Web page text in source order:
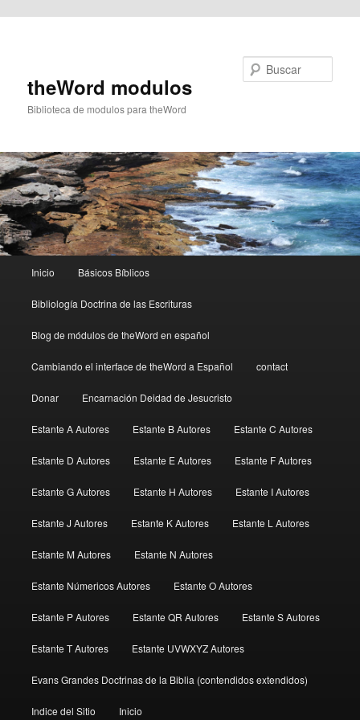
theWord modulos
Biblioteca de modulos para theWord
principal
Inicio Básicos Bíblicos
Bibliología Doctrina de las Escrituras
Blog de módulos de theWord en español
Cambiando el interface de theWord a Español contact
Donar Encarnación Deidad de Jesucristo
Estante A Autores Estante B Autores Estante C Autores
Estante D Autores Estante E Autores Estante F Autores
Estante G Autores Estante H Autores Estante I Autores
Estante J Autores Estante K Autores Estante L Autores
Estante M Autores Estante N Autores
Estante Númericos Autores Estante O Autores
Estante P Autores Estante QR Autores Estante S Autores
Estante T Autores Estante UVWXYZ Autores
Evans Grandes Doctrinas de la Biblia (contendidos extendidos)
Indice del Sitio Inicio